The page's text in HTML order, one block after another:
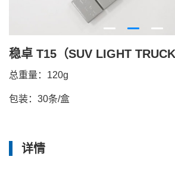
稳卓 T15（SUV LIGHT TRUCK
总重量：120g
包装：30条/盒
详情